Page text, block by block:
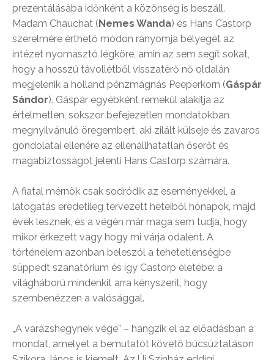
prezentálásába időnként a közönség is beszáll.
Madam Chauchat ( Nemes Wanda) és Hans Castorp
szerelmére érthető módon rányomja bélyegét az
intézet nyomasztó légköre, amin az sem segít sokat,
hogy a hosszú távollétből visszatérő nő oldalán
megjelenik a holland pénzmágnás Peeperkorn (Gáspár
Sándor). Gáspár egyébként remekül alakítja az
értelmetlen, sokszor befejezetlen mondatokban
megnyilvánuló öregembert, aki zilált külseje és zavaros
gondolatai ellenére az ellenállhatatlan őserőt és
magabiztosságot jelenti Hans Castorp számára.
A fiatal mérnök csak sodródik az eseményekkel, a
látogatás eredetileg tervezett heteiből hónapok, majd
évek lesznek, és a végén már maga sem tudja, hogy
mikor érkezett vagy hogy mi várja odalent. A
történelem azonban beleszól a tehetetlenségbe
süppedt szanatórium és így Castorp életébe: a
világháború mindenkit arra kényszerít, hogy
szembenézzen a valósággal.
„A varázshegynek vége” – hangzik el az előadásban a
mondat, amelyet a bemutatót követő búcsúztatáson